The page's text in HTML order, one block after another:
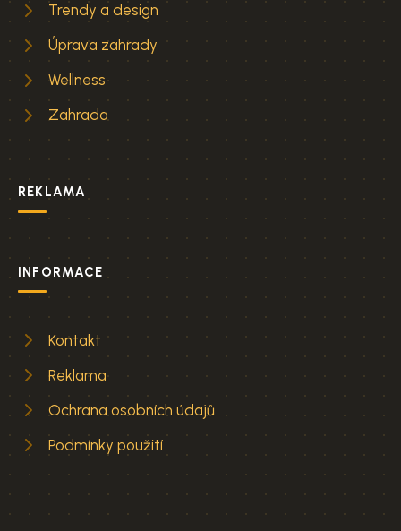
Trendy a design
Úprava zahrady
Wellness
Zahrada
REKLAMA
INFORMACE
Kontakt
Reklama
Ochrana osobních údajů
Podmínky použití